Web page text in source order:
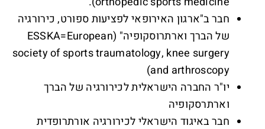
חבר ב"ארגון האירופאי לפציעות ספורט, כירורגיה
של הברך וארתרוסקופיה" (ESSKA=European
society of sports traumatology, knee surgery
and arthroscopy)
יו"ר החברה הישראלית לכירורגיה של הברך
וארתרסקופיה
חבר באיגוד הישראלי לכירורגיה אורתרופדית